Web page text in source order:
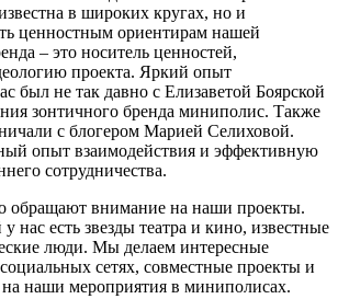
в широких кругах, но и
ценностным ориентирам нашей
– это носитель ценностей,
проекта. Яркий опыт
был не так давно с Елизаветой Боярской
зонтичного бренда миниполис. Также
с блогером Марией Селиховой.
опыт взаимодействия и эффективную
сотрудничества.
обращают внимание на наши проекты.
нас есть звезды театра и кино, известные
люди. Мы делаем интересные
сетях, совместные проекты и
на наши мероприятия в миниполисах.